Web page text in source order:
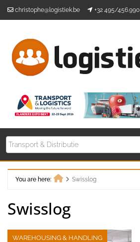
christophe@logistiek.be +32 495/456.990
You are here:
Swisslog
Swisslog
WAREHOUSING & HANDLING